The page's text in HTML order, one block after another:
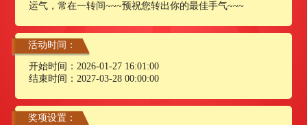
运气，常在一转间~~~预祝您转出你的最佳手气~~~
活动时间：
开始时间：2026-01-27 16:01:00
结束时间：2027-03-28 00:00:00
奖项设置：